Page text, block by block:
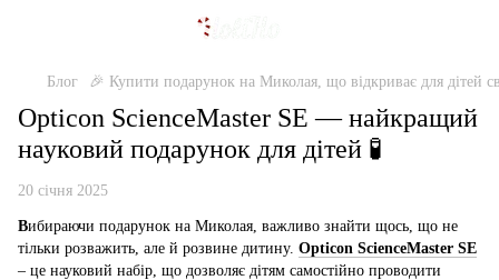
Блог 🎉 Купити подарунок на Миколая, що відкриває для дітей
Opticon ScienceMaster SE — найкращий
науковий подарунок для дітей 🧪
20 січня 2025
Вибираючи подарунок на Миколая, важливо знайти щось, що не
тільки розважить, але й розвине дитину. Opticon ScienceMaster SE
– це науковий набір, що дозволяє дітям самостійно проводити